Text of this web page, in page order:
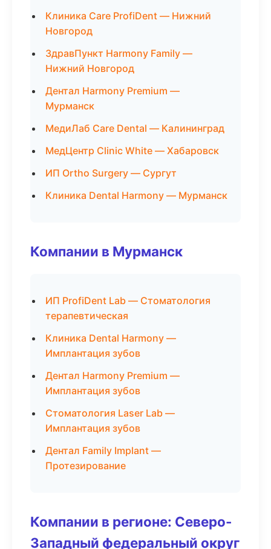
Клиника Care ProfiDent — Нижний
Новгород
ЗдравПункт Harmony Family —
Нижний Новгород
Дентал Harmony Premium —
Мурманск
МедиЛаб Care Dental — Калининград
МедЦентр Clinic White — Хабаровск
ИП Ortho Surgery — Сургут
Клиника Dental Harmony — Мурманск
Компании в Мурманск
ИП ProfiDent Lab — Стоматология
терапевтическая
Клиника Dental Harmony —
Имплантация зубов
Дентал Harmony Premium —
Имплантация зубов
Стоматология Laser Lab —
Имплантация зубов
Дентал Family Implant —
Протезирование
Компании в регионе: Северо-
Западный федеральный округ